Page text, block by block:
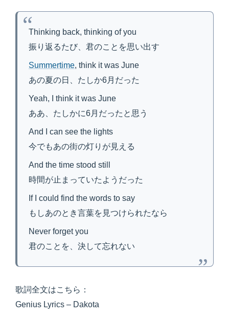
Thinking back, thinking of you
振り返るたび、君のことを思い出す
Summertime, think it was June
あの夏の日、たしか6月だった
Yeah, I think it was June
ああ、たしかに6月だったと思う
And I can see the lights
今でもあの街の灯りが見える
And the time stood still
時間が止まっていたようだった
If I could find the words to say
もしあのとき言葉を見つけられたなら
Never forget you
君のことを、決して忘れない
歌詞全文はこちら：
Genius Lyrics – Dakota